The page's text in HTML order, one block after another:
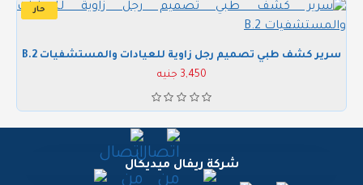
حار
سرير كشف طبي تصميم رجل زاوية للعيادات والمستشفيات B.2
3,450 جنيه
شركة ريفال ميديكال